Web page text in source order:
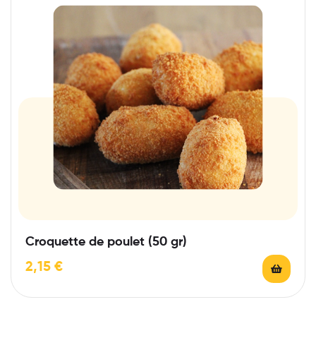
Croquette de poulet (50 gr)
2,15 €